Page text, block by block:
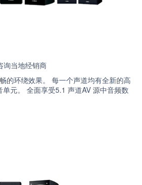
询当地经销商
的环绕效果。 每一个声道均有全新的高
元。 全面享受5.1 声道AV 源中音频数